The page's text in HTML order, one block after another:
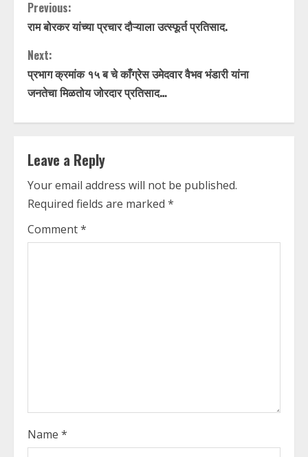
C
o
n
t
i
n
u
e
R
g
Previous:
राम बोरकर यांच्या प्रचार दौऱ्याला उत्स्फूर्त प्रतिसाद.
Next:
प्रभाग क्रमांक १५ ब चे काँग्रेस उमेदवार वैभव भंडारी यांना
जनतेचा मिळतोय जोरदार प्रतिसाद…
Leave a Reply
Your email address will not be published.
Required fields are marked *
Comment*
Name *